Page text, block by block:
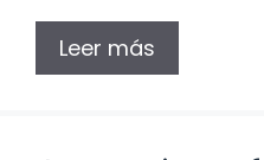
Leer más